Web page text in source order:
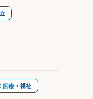
療・福祉